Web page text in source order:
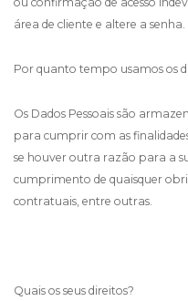
área de cliente e altere a senha.
Por quanto tempo usamos os
Os Dados Pessoais são
para cumprir com as
se houver outra razão para a
cumprimento de quaisquer
contratuais, entre outras.
Quais os seus direitos?